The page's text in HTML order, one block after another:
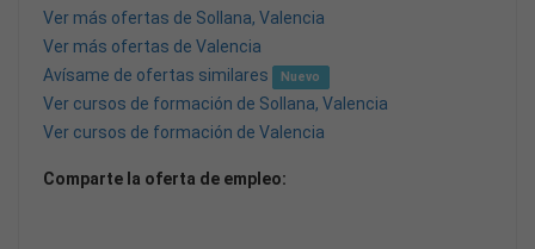
Ver más ofertas de Sollana, Valencia
Ver más ofertas de Valencia
Avísame de ofertas similares
Nuevo
Ver cursos de formación de Sollana, Valencia
Ver cursos de formación de Valencia
Comparte la oferta de empleo: